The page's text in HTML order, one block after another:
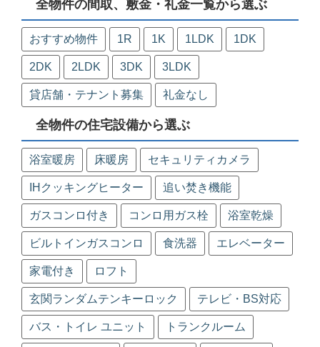
全物件の間取、敷金・礼金一覧から選ぶ
おすすめ物件 1R 1K 1LDK 1DK
2DK 2LDK 3DK 3LDK
貸店舗・テナント募集 礼金なし
全物件の住宅設備から選ぶ
浴室暖房 床暖房 セキュリティカメラ
IHクッキングヒーター 追い焚き機能
ガスコンロ付き コンロ用ガス栓 浴室乾燥
ビルトインガスコンロ 食洗器 エレベーター
家電付き ロフト
玄関ランダムテンキーロック テレビ・BS対応
バス・トイレ ユニット トランクルーム